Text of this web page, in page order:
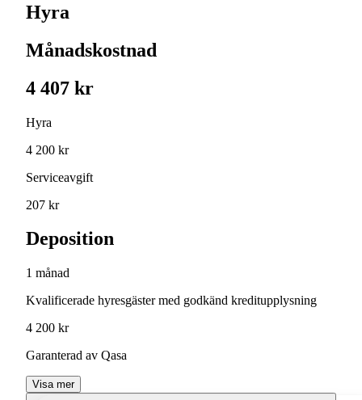
Hyra
Månadskostnad
4 407 kr
Hyra
4 200 kr
Serviceavgift
207 kr
Deposition
1 månad
Kvalificerade hyresgäster med godkänd kreditupplysning
4 200 kr
Garanterad av Qasa
Visa mer